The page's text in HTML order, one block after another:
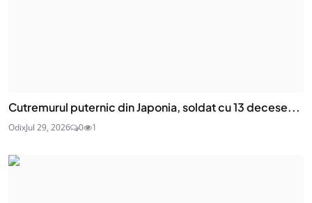
Cutremurul puternic din Japonia, soldat cu 13 decese...
OdixJul 29, 2026 0 1